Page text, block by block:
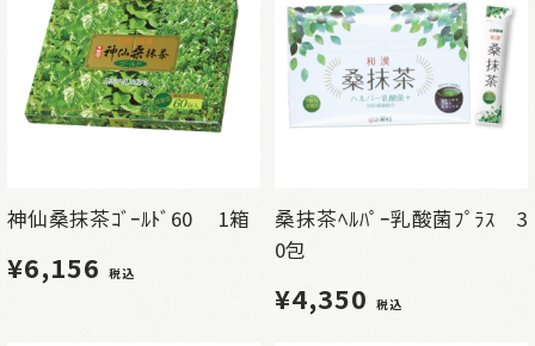
神仙桑抹茶ｺﾞｰﾙﾄﾞ60 1箱
¥6,156 税込
桑抹茶ﾍﾙﾊﾟｰ乳酸菌ﾌﾟﾗｽ 3
0包
¥4,350 税込